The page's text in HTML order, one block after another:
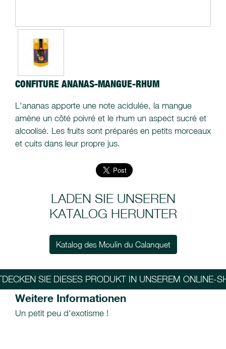
CONFITURE ANANAS-MANGUE-RHUM
L'ananas apporte une note acidulée, la mangue
amène un côté poivré et le rhum un aspect sucré et
alcoolisé. Les fruits sont préparés en petits morceaux
et cuits dans leur propre jus.
LADEN SIE UNSEREN
KATALOG HERUNTER
Katalog des Moulin du Calanquet
SIE DIESES PRODUKT IN UNSEREM ONLINE-
Weitere Informationen
Un petit peu d'exotisme !